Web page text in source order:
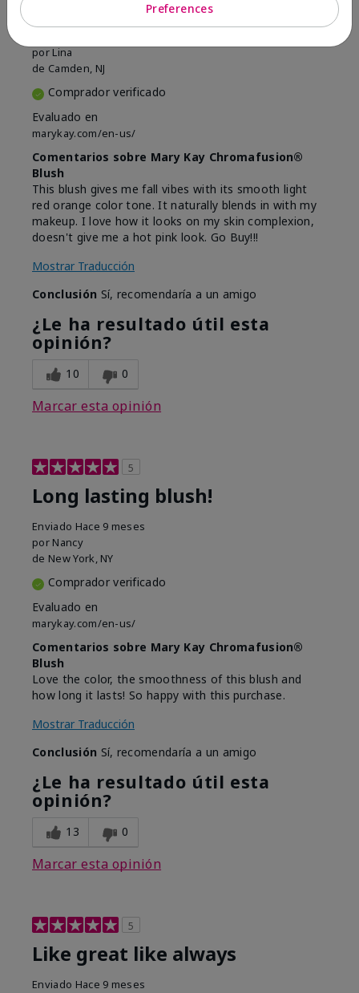
porLina
de Camden, NJ
Comprador verificado
Evaluado en
marykay.com/en-us/
Comentarios sobre Mary Kay Chromafusion®
Blush
This blush gives me fall vibes with its smooth light
red orange color tone. It naturally blends in with my
makeup. I love how it looks on my skin complexion,
doesn't give me a hot pink look. Go Buy!!!
Mostrar Traducción
Conclusión Sí, recomendaría a un amigo
¿Le ha resultado útil esta
opinión?
10 0
Marcar esta opinión
5
Long lasting blush!
Enviado Hace 9 meses
por Nancy
de New York, NY
Comprador verificado
Evaluado en
marykay.com/en-us/
Comentarios sobre Mary Kay Chromafusion®
Blush
Love the color, the smoothness of this blush and
how long it lasts! So happy with this purchase.
Mostrar Traducción
Conclusión Sí, recomendaría a un amigo
¿Le ha resultado útil esta
opinión?
13 0
Marcar esta opinión
5
Like great like always
Enviado Hace 9 meses
Preferences